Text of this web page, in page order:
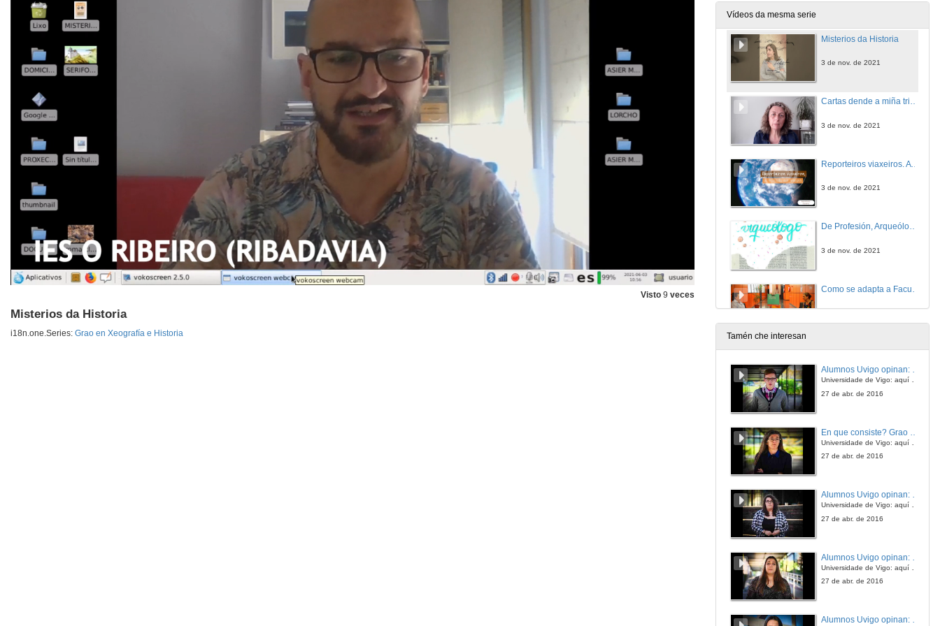
Visto 9 veces
Misterios da Historia
i18n.one.Series: Grao en Xeografía e Historia
Vídeos da mesma serie
Misterios da Historia
3 de nov. de 2021
Cartas dende a miña trincheira
3 de nov. de 2021
Reporteiros viaxeiros. A través do tempo
3 de nov. de 2021
De Profesión, Arqueólog@
3 de nov. de 2021
Como se pode acceder ao Grao en Xeografía e Historia
14 de xul. de 2020
14 de xul. de 2020
14 de xul. de 2020
26 de maio de 2020
Tamén che interesan
Alumnos Uvigo opinan: Grao en Ciencias da Linguaxe e Estudos Literarios
Universidade de Vigo: aquí todo é posible
27 de abr. de 2016
Universidade de Vigo: aquí todo é posible
27 de abr. de 2016
Alumnos Uvigo opinan: Grao en Linguas Estranxeiras
Universidade de Vigo: aquí todo é posible
27 de abr. de 2016
Universidade de Vigo: aquí todo é posible
27 de abr. de 2016
Alumnos Uvigo opinan: Grao en Linguas Estranxeiras